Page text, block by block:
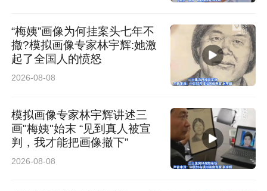
“梅姨”画像为何挂案头七年不
撤?模拟画像专家林宇辉:她激
起了全国人的愤怒
2026-08-08
模拟画像专家林宇辉讲述三
画"梅姨"始末 “见到真人被宣
判，我才能把画像撤下”
2026-08-08